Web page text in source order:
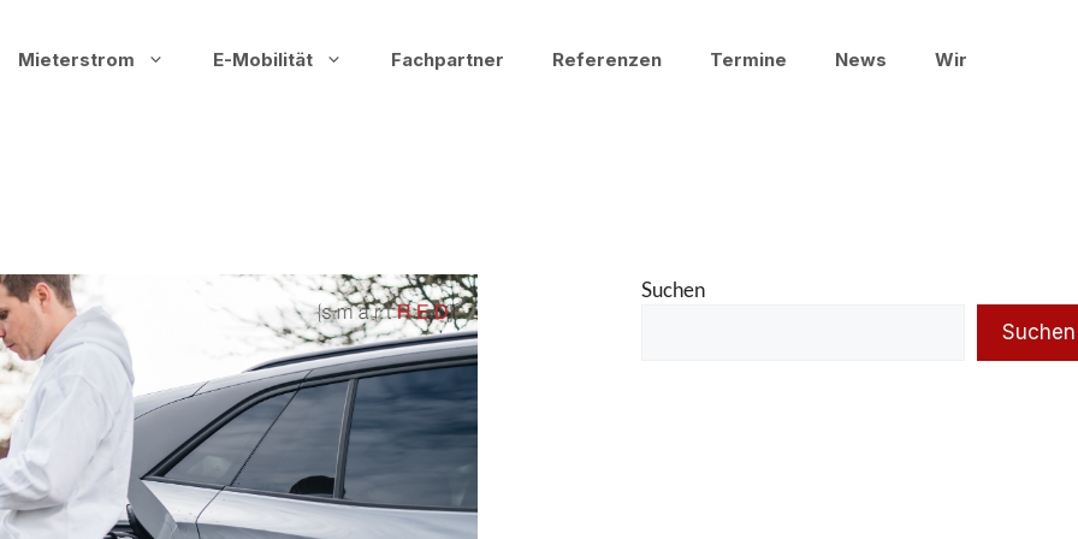
Mieterstrom E-Mobilität Fachpartner Referenzen Termine News Wir
Suchen
Suchen